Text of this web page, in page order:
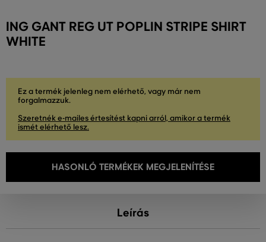
ING GANT REG UT POPLIN STRIPE SHIRT
WHITE
Ez a termék jelenleg nem elérhető, vagy már nem
forgalmazzuk.
Szeretnék e-mailes értesítést kapni arról, amikor a termék
ismét elérhető lesz.
HASONLÓ TERMÉKEK MEGJELENÍTÉSE
Leírás